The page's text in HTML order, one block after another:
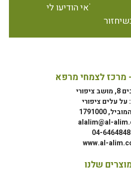
זמין במלאי הודיעו לי
מרכז לצמחי מרפא
על עלים ציפורי
1791000
alalim@al-
04-6464848
www.al-
שלנו